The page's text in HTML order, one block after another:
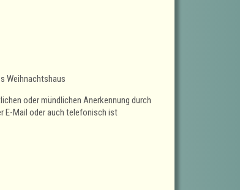
Weihnachtshaus
oder mündlichen Anerkennung durch
E-Mail oder auch telefonisch ist